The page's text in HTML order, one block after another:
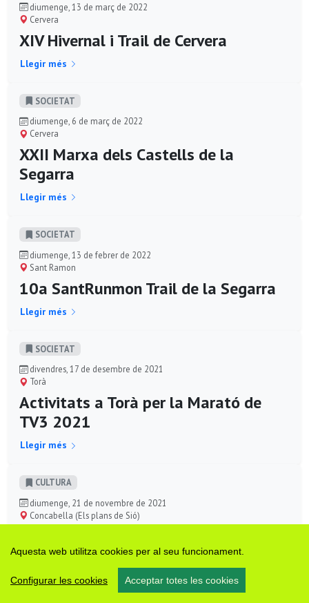
Aquesta web utilitza cookies per al seu funcionament.
Configurar les cookies Acceptar totes les cookies
diumenge, 13 de març de 2022
Cervera
XIV Hivernal i Trail de Cervera
Llegir més
SOCIETAT
diumenge, 6 de març de 2022
Cervera
XXII Marxa dels Castells de la
Segarra
Llegir més
SOCIETAT
diumenge, 13 de febrer de 2022
Sant Ramon
10a SantRunmon Trail de la Segarra
Llegir més
SOCIETAT
divendres, 17 de desembre de 2021
Torà
Activitats a Torà per la Marató de
TV3 2021
Llegir més
CULTURA
diumenge, 21 de novembre de 2021
Concabella (Els plans de Sió)
Llegir més